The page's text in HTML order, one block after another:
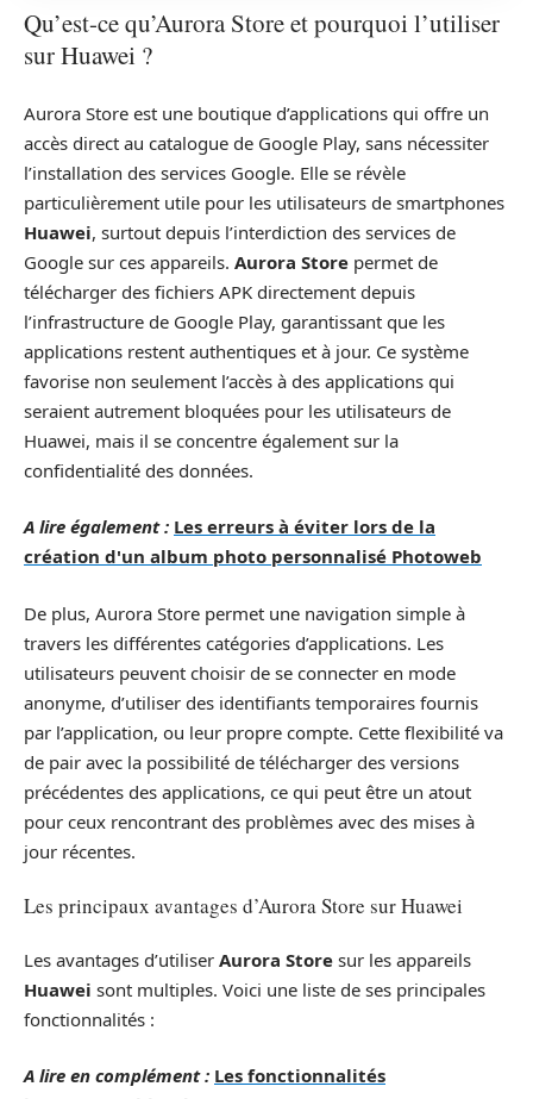
Qu’est-ce qu’Aurora Store et pourquoi l’utiliser
sur Huawei ?
Aurora Store est une boutique d’applications qui offre un
accès direct au catalogue de Google Play, sans nécessiter
l’installation des services Google. Elle se révèle
particulièrement utile pour les utilisateurs de smartphones
Huawei, surtout depuis l’interdiction des services de
Google sur ces appareils. Aurora Store permet de
télécharger des fichiers APK directement depuis
l’infrastructure de Google Play, garantissant que les
applications restent authentiques et à jour. Ce système
favorise non seulement l’accès à des applications qui
seraient autrement bloquées pour les utilisateurs de
Huawei, mais il se concentre également sur la
confidentialité des données.
A lire également : Les erreurs à éviter lors de la
création d'un album photo personnalisé Photoweb
De plus, Aurora Store permet une navigation simple à
travers les différentes catégories d’applications. Les
utilisateurs peuvent choisir de se connecter en mode
anonyme, d’utiliser des identifiants temporaires fournis
par l’application, ou leur propre compte. Cette flexibilité va
de pair avec la possibilité de télécharger des versions
précédentes des applications, ce qui peut être un atout
pour ceux rencontrant des problèmes avec des mises à
jour récentes.
Les principaux avantages d’Aurora Store sur Huawei
Les avantages d’utiliser Aurora Store sur les appareils
Huawei sont multiples. Voici une liste de ses principales
fonctionnalités :
A lire en complément : Les fonctionnalités